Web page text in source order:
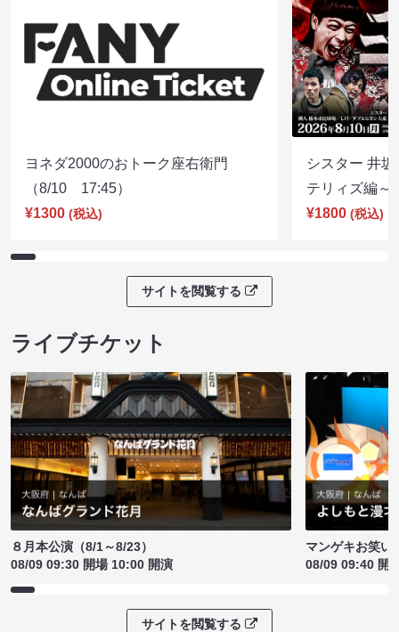
ヨネダ2000のおトーク座右衛門
（8/10 17:45）
¥1300 (税込)
シスター 井
テリィズ編
¥1800 (税込)
サイトを閲覧する
ライブチケット
８月本公演（8/1～8/23）
08/09 09:30 開場 10:00 開演
マンゲキお笑い
08/09 09:40 開
サイトを閲覧する